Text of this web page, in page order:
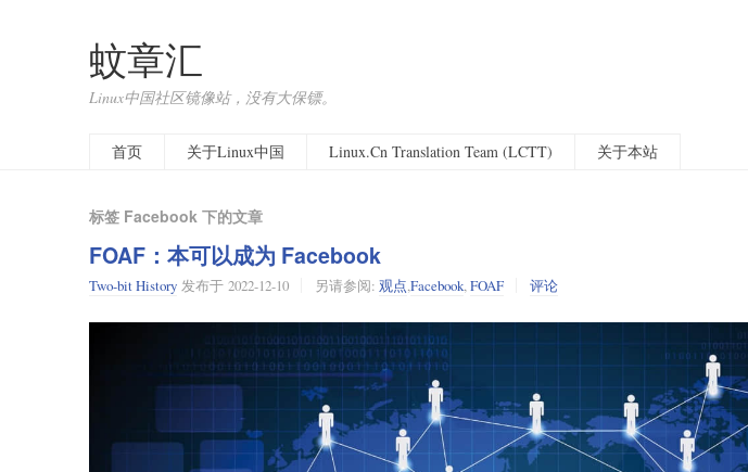
蚊章汇
Linux中国社区镜像站，没有大保镖。
首页
关于Linux中国 Linux.Cn Translation Team (LCTT) 关于本站
标签 Facebook 下的文章
FOAF：本可以成为 Facebook
Two-bit History 发布于 2022-12-10 另请参阅: 观点,Facebook,FOAF 评论